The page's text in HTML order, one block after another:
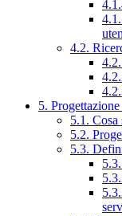
4.2.
5.
5.1.
5.2.
5.3.